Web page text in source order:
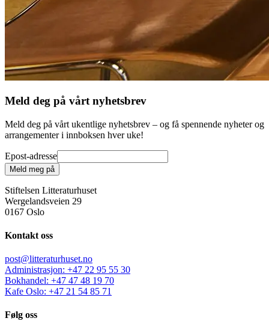
Meld deg på vårt nyhetsbrev
Meld deg på vårt ukentlige nyhetsbrev – og få spennende nyheter og
arrangementer i innboksen hver uke!
Epost-adresse
Meld meg på
Stiftelsen Litteraturhuset
Wergelandsveien 29
0167 Oslo
Kontakt oss
post@litteraturhuset.no
Administrasjon: +47 22 95 55 30
Bokhandel: +47 47 48 19 70
Kafe Oslo: +47 21 54 85 71
Følg oss